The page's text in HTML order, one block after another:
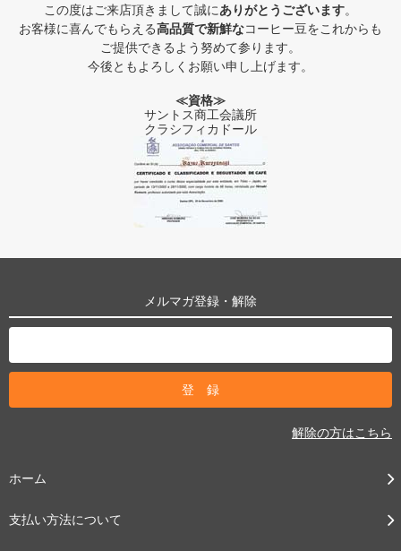
この度はご来店頂きまして誠にありがとうございます。
お客様に喜んでもらえる高品質で新鮮なコーヒー豆をこれからも
ご提供できるよう努めて参ります。
今後ともよろしくお願い申し上げます。
≪資格≫
サントス商工会議所
クラシフィカドール
メルマガ登録・解除
解除の方はこちら
ホーム
支払い方法について